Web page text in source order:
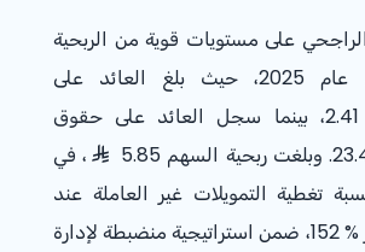
على مستويات قوية من الربحية
عام 2025، حيث بلغ العائد على
الموجودات % 2.41، بينما سجل العائد على حقوق
، في
تغطية التمويلات غير العاملة عند
مستويات تتجاوز % 152، ضمن استراتيجية منضبطة لإدارة